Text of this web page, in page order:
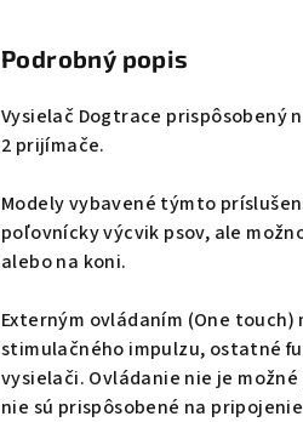
Podrobný popis
Vysielač Dogtrace prispôsobený
2 prijímače.
Modely vybavené týmto
poľovnícky výcvik psov, ale
alebo na koni.
Externým ovládaním (One
stimulačného impulzu, ostatné
vysielači. Ovládanie nie je
nie sú prispôsobené na